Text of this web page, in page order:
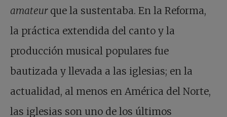
amateur que la sustentaba. En la Reforma,
la práctica extendida del canto y la
producción musical populares fue
bautizada y llevada a las iglesias; en la
actualidad, al menos en América del Norte,
las iglesias son uno de los últimos